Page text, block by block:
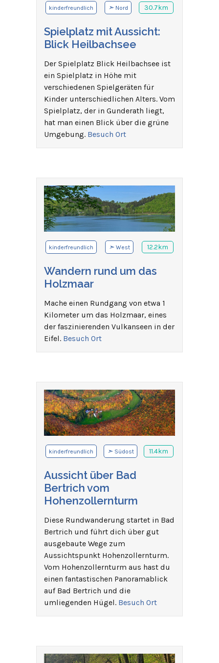
kinderfreundlich ➣ Nord 30.7km
Spielplatz mit Aussicht:
Blick Heilbachsee
Der Spielplatz Blick Heilbachsee ist
ein Spielplatz in Höhe mit
verschiedenen Spielgeräten für
Kinder unterschiedlichen Alters. Vom
Spielplatz, der in Gunderath liegt,
hat man einen Blick über die grüne
Umgebung. Besuch Ort
kinderfreundlich ➣ West 12.2km
Wandern rund um das
Holzmaar
Mache einen Rundgang von etwa 1
Kilometer um das Holzmaar, eines
der faszinierenden Vulkanseen in der
Eifel. Besuch Ort
kinderfreundlich ➣ Südost 11.4km
Aussicht über Bad
Bertrich vom
Hohenzollernturm
Diese Rundwanderung startet in Bad
Bertrich und führt dich über gut
ausgebaute Wege zum
Aussichtspunkt Hohenzollernturm.
Vom Hohenzollernturm aus hast du
einen fantastischen Panoramablick
auf Bad Bertrich und die
umliegenden Hügel. Besuch Ort